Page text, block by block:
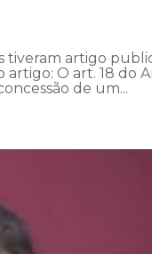
tiveram artigo
O art. 18 do
de um...